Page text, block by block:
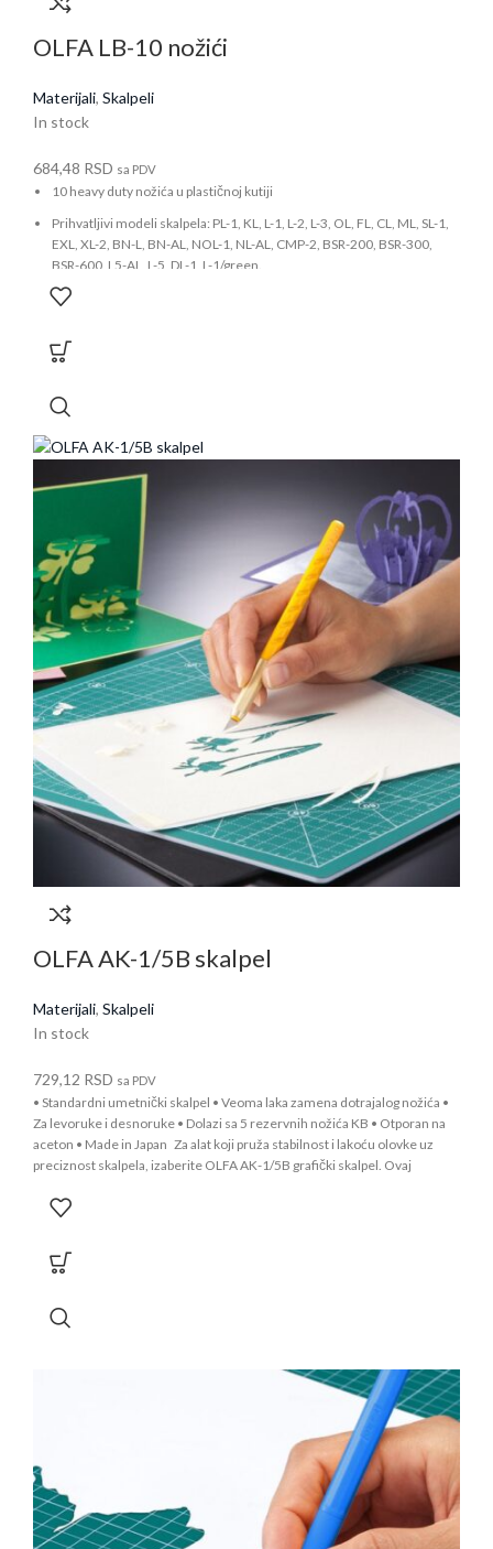
OLFA LB-10 nožići
Materijali, Skalpeli
In stock
684,48 RSD sa PDV
10 heavy duty nožića u plastičnoj kutiji
Prihvatljivi modeli skalpela: PL-1, KL, L-1, L-2, L-3, OL, FL, CL, ML, SL-1,
EXL, XL-2, BN-L, BN-AL, NOL-1, NL-AL, CMP-2, BSR-200, BSR-300,
BSR-600, L5-AL, L-5, DL-1, L-1/green.
OLFA AK-1/5B skalpel
Materijali, Skalpeli
In stock
729,12 RSD sa PDV
• Standardni umetnički skalpel • Veoma laka zamena dotrajalog nožića •
Za levoruke i desnoruke • Dolazi sa 5 rezervnih nožića KB • Otporan na
aceton • Made in Japan Za alat koji pruža stabilnost i lakoću olovke uz
preciznost skalpela, izaberite OLFA AK-1/5B grafički skalpel. Ovaj
Vrhunsko sečivo od ugljeničnog alatnog čelika omogućava duboke i
projekat. Ovaj model se isporučuje sa oštrim srebrnim grafičkim
nožićem od 32,8 stepeni, idealnim za precizne i delikatne radove.
nožiće KB serije.